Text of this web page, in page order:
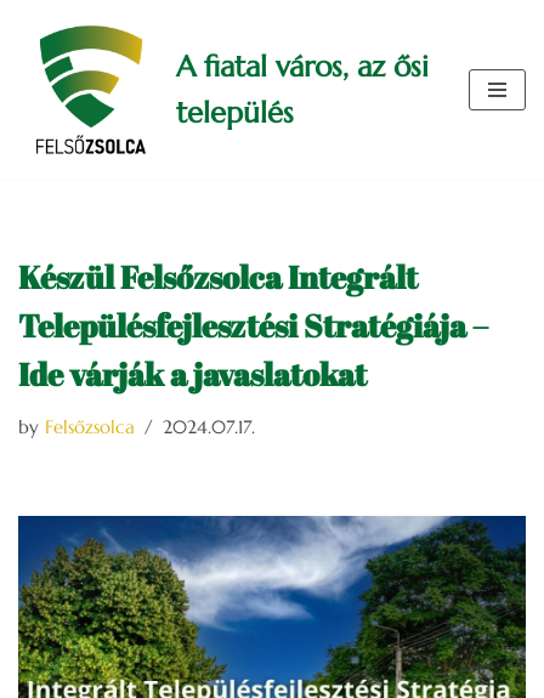
Skip
content
A fiatal város, az ősi
település
Készül Felsőzsolca Integrált
Településfejlesztési Stratégiája –
Ide várják a javaslatokat
by Felsőzsolca 2024.07.17.